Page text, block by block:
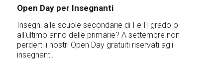
Open Day per Insegnanti
Insegni alle scuole secondarie di I e II grado o
all'ultimo anno delle primarie? A settembre non
perderti i nostri Open Day gratuiti riservati agli
insegnanti.